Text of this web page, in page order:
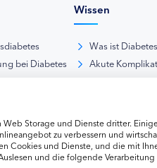
bei Diabetes
Wissen
Was ist Diabetes
Akute
Therapie Typ-2-
Weitere
Storage und Dienste dritter.
zu verbessern und
Cookies und Dienste, und die mit
und die folgende